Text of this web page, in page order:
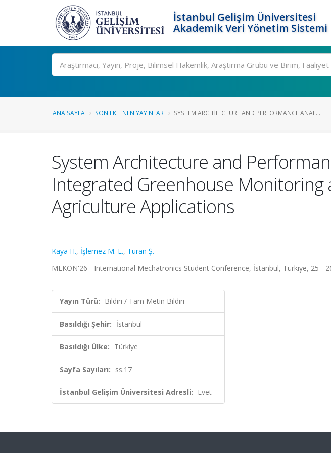
İstanbul Gelişim Üniversitesi
Akademik Veri Yönetim Sistemi
Ara
ANA SAYFA SON EKLENEN YAYINLAR SYSTEM ARCHITECTURE AND PERFORMANCE ANAL...
System Architecture and
Integrated Greenhouse
Agriculture Applications
Kaya H., İşlemez M. E., Turan Ş.
MEKON'26 - International Mechatronics Student Conference, İstanbul, Türkiye, 25 -
Yayın Türü: Bildiri / Tam Metin Bildiri
Basıldığı Şehir: İstanbul
Basıldığı Ülke: Türkiye
Sayfa Sayıları: ss.17
İstanbul Gelişim Üniversitesi Adresli: Evet